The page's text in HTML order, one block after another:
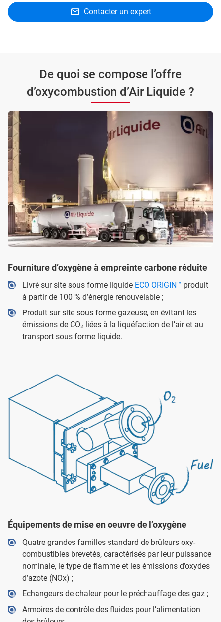
Contacter un expert
De quoi se compose l’offre
d’oxycombustion d’Air Liquide ?
Fourniture d’oxygène à empreinte carbone réduite
Livré sur site sous forme liquide ECO ORIGIN™ produit
à partir de 100 % d’énergie renouvelable ;
Produit sur site sous forme gazeuse, en évitant les
émissions de CO₂ liées à la liquéfaction de l’air et au
transport sous forme liquide.
Équipements de mise en oeuvre de l’oxygène
Quatre grandes familles standard de brûleurs oxy-
combustibles brevetés, caractérisés par leur puissance
nominale, le type de flamme et les émissions d’oxydes
d’azote (NOx) ;
Echangeurs de chaleur pour le préchauffage des gaz ;
Armoires de contrôle des fluides pour l’alimentation